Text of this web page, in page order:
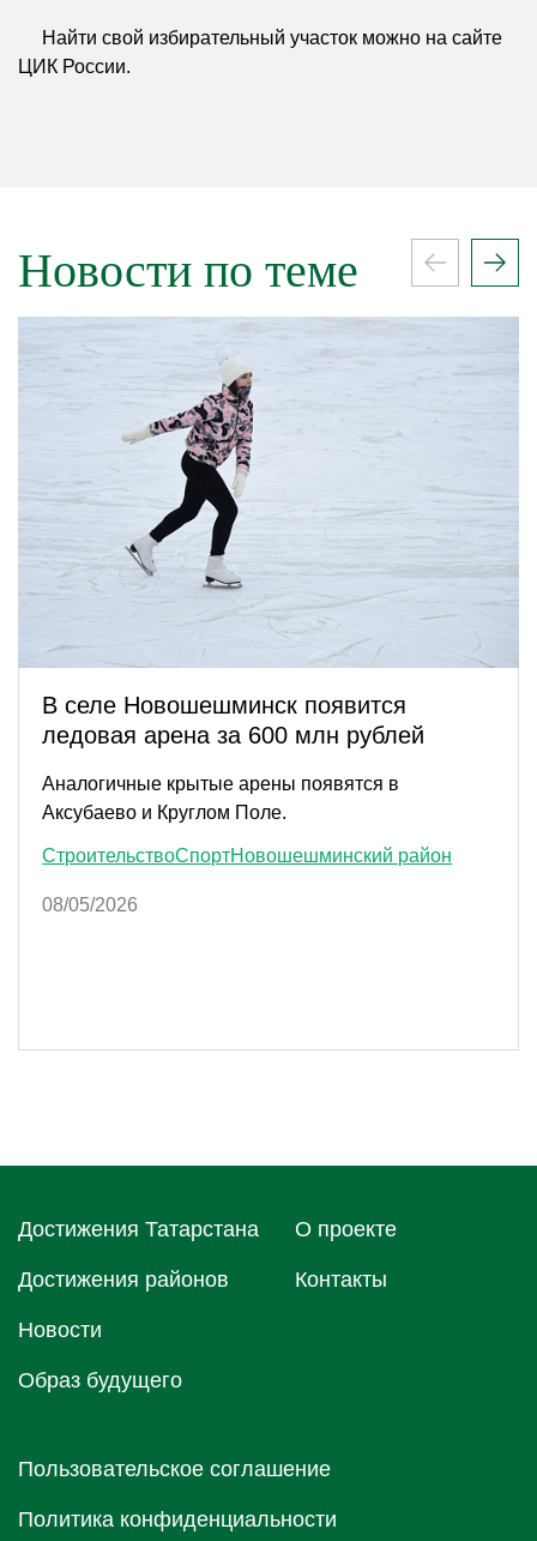
Найти свой избирательный участок можно на сайте
ЦИК России.
Новости по теме
В селе Новошешминск появится
ледовая арена за 600 млн рублей
Аналогичные крытые арены появятся в
Аксубаево и Круглом Поле.
СтроительствоСпортНовошешминский район
08/05/2026
Достижения Татарстана
Достижения районов
Новости
Образ будущего
О проектe
Контакты
Пользовательское соглашение
Политика конфиденциальности